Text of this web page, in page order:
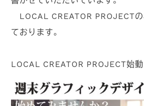
LOCAL CREATOR PROJECT
ております。
LOCAL CREATOR PROJECT始動